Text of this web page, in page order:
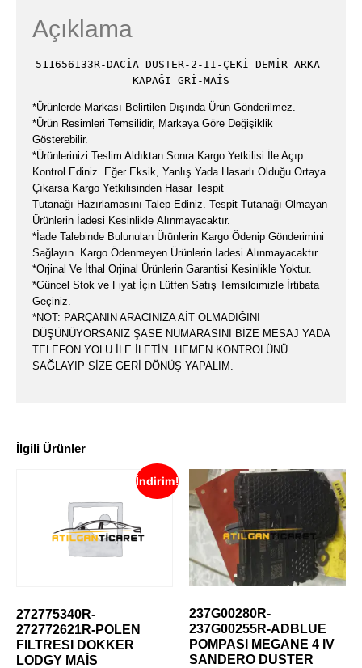
Açıklama
511656133R-DACİA DUSTER-2-II-ÇEKİ DEMİR ARKA
KAPAĞI GRİ-MAİS
*Ürünlerde Markası Belirtilen Dışında Ürün Gönderilmez.
*Ürün Resimleri Temsilidir, Markaya Göre Değişiklik
Gösterebilir.
*Ürünlerinizi Teslim Aldıktan Sonra Kargo Yetkilisi İle Açıp
Kontrol Ediniz. Eğer Eksik, Yanlış Yada Hasarlı Olduğu Ortaya
Çıkarsa Kargo Yetkilisinden Hasar Tespit
Tutanağı Hazırlamasını Talep Ediniz. Tespit Tutanağı Olmayan
Ürünlerin İadesi Kesinlikle Alınmayacaktır.
*İade Talebinde Bulunulan Ürünlerin Kargo Ödenip Gönderimini
Sağlayın. Kargo Ödenmeyen Ürünlerin İadesi Alınmayacaktır.
*Orjinal Ve İthal Orjinal Ürünlerin Garantisi Kesinlikle Yoktur.
*Güncel Stok ve Fiyat İçin Lütfen Satış Temsilcimizle İrtibata
Geçiniz.
*NOT: PARÇANIN ARACINIZA AİT OLMADIĞINI
DÜŞÜNÜYORSANIZ ŞASE NUMARASINI BİZE MESAJ YADA
TELEFON YOLU İLE İLETİN. HEMEN KONTROLÜNÜ
SAĞLAYIP SİZE GERİ DÖNÜŞ YAPALIM.
İlgili Ürünler
İndirim!
272775340R-
272772621R-POLEN
FILTRESI DOKKER
LODGY MAİS
237G00280R-
237G00255R-ADBLUE
POMPASI MEGANE 4 IV
SANDERO DUSTER